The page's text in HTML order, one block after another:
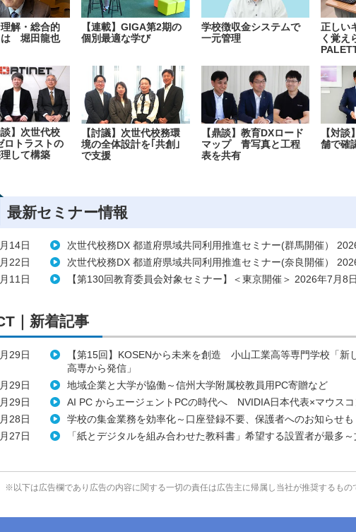
解・総合的
は 堀田龍也
【連載】GIGA第2期の
個別最適な学び
学校徴収金システムで
一元管理
正しい
く覚え
談】次世代校
ロトラストの
して構築
【討議】次世代校務環
境の全体設計を｢共創｣
で支援
【鼎談】教育DXロード
マップ 青写真と工程
表を共有
【対
舗で確
最新セミナー情報
14日
次世代校務DX 都道府県域共同利用推進セミナー(群馬開催）
22日
次世代校務DX 都道府県域共同利用推進セミナー(奈良開催）
11日
【第130回教育委員会対象セミナー】＜東京開催＞ 2026年7月8日
｜新着記事
29日
【第15回】KOSENから未来を創造 小山工業高等専門学校「新
高専から発信」
29日
地域企業と大学が協働～信州大学附属校教員用PC寄贈など
29日
AI PC からエージェントPCの時代へ NVIDIA日本代表×マウスコ
28日
学校の集金業務を効率化～口座登録不要、保護者へのお知らせも
27日
「紙とデジタルを組み合わせた教科書」希望する設置者が最多
※以下は広告欄であり広告の内容に関する一切の責任は広告主に帰属し当社が推奨するもの